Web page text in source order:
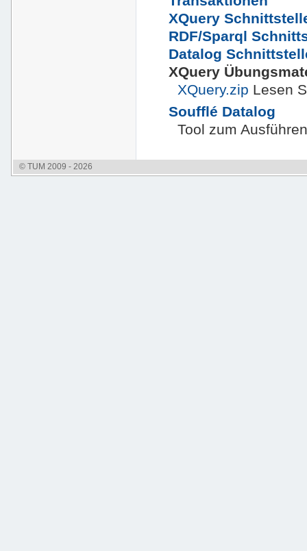
XQuery
RDF/Sparql
Datalog
XQuery
XQuery.zip Lesen
Soufflé Datalog
Tool zum
© TUM 2009 - 2026